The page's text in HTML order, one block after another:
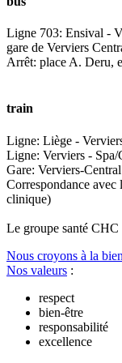
Ligne 703: Ensival -
gare de Verviers
Arrêt: place A. Deru,
train
Ligne: Liège -
Ligne: Verviers - Spa/
Gare: Verviers-Central
Correspondance avec
clinique)
Le groupe santé CHC
Nous croyons à la
Nos valeurs :
respect
bien-être
responsabilité
excellence